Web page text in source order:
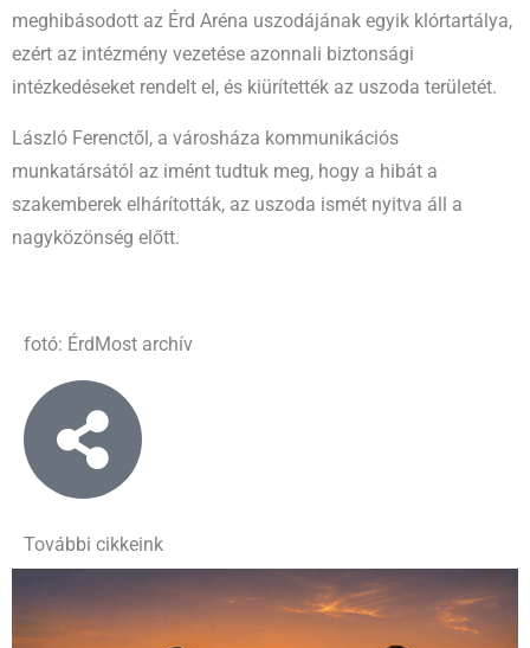
meghibásodott az Érd Aréna uszodájának egyik klórtartálya,
ezért az intézmény vezetése azonnali biztonsági
intézkedéseket rendelt el, és kiürítették az uszoda területét.
László Ferenctől, a városháza kommunikációs
munkatársától az imént tudtuk meg, hogy a hibát a
szakemberek elhárították, az uszoda ismét nyitva áll a
nagyközönség előtt.
fotó: ÉrdMost archív
További cikkeink